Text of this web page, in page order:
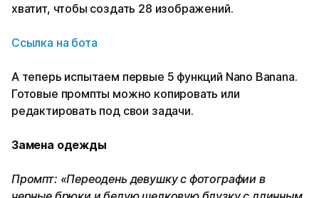
хватит, чтобы создать 28 изображений.
Ссылка на бота
А теперь испытаем первые 5 функций Nano Banana.
Готовые промпты можно копировать или
редактировать под свои задачи.
Замена одежды
Промпт: «Переодень девушку с фотографии в